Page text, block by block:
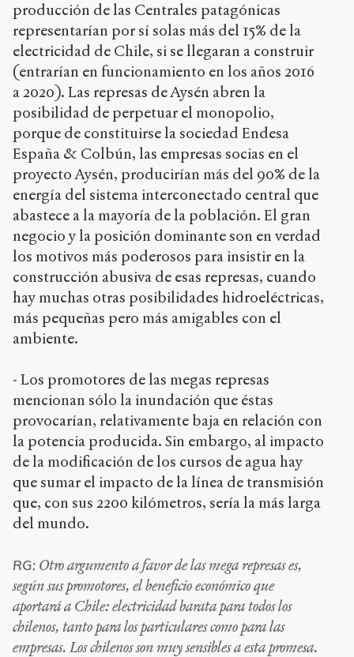
producción de las Centrales patagónicas
representarían por sí solas más del 15% de la
electricidad de Chile, si se llegaran a construir
(entrarían en funcionamiento en los años 2016
a 2020). Las represas de Aysén abren la
posibilidad de perpetuar el monopolio,
porque de constituirse la sociedad Endesa
España & Colbún, las empresas socias en el
proyecto Aysén, producirían más del 90% de la
energía del sistema interconectado central que
abastece a la mayoría de la población. El gran
negocio y la posición dominante son en verdad
los motivos más poderosos para insistir en la
construcción abusiva de esas represas, cuando
hay muchas otras posibilidades hidroeléctricas,
más pequeñas pero más amigables con el
ambiente.
- Los promotores de las megas represas
mencionan sólo la inundación que éstas
provocarían, relativamente baja en relación con
la potencia producida. Sin embargo, al impacto
de la modificación de los cursos de agua hay
que sumar el impacto de la línea de transmisión
que, con sus 2200 kilómetros, sería la más larga
del mundo.
RG: Otro argumento a favor de las mega represas es,
según sus promotores, el beneficio económico que
aportará a Chile: electricidad barata para todos los
chilenos, tanto para los particulares como para las
empresas. Los chilenos son muy sensibles a esta promesa.